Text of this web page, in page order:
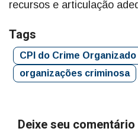
recursos e articulação
Tags
CPI do Crime Organizado
organizações criminosa
Deixe seu comentário